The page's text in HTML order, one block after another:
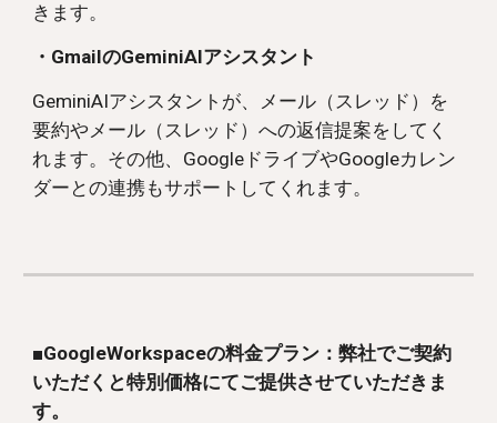
きます。
・GmailのGeminiAIアシスタント
GeminiAIアシスタントが、メール（スレッド）を
要約やメール（スレッド）への返信提案をしてく
れます。その他、GoogleドライブやGoogleカレン
ダーとの連携もサポートしてくれます。
■GoogleWorkspaceの料金プラン：弊社でご契約
いただくと特別価格にてご提供させていただきま
す。